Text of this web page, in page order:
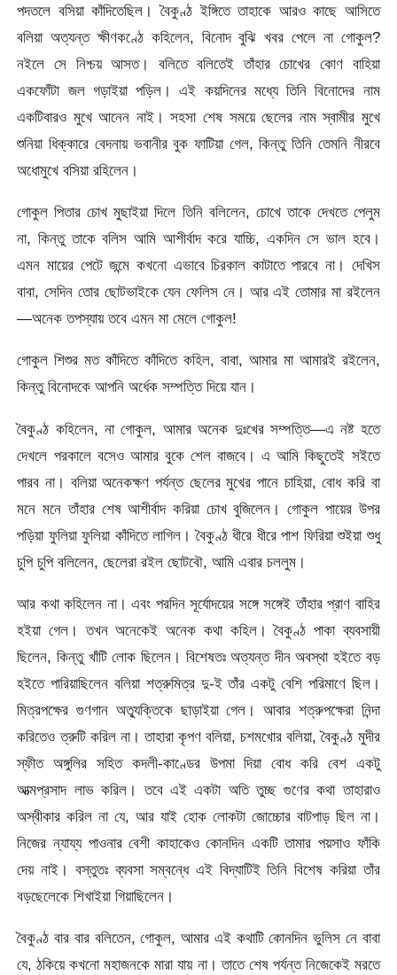
পদতলে বসিয়া কাঁদিতেছিল। বৈকুণ্ঠ ইঙ্গিতে তাহাকে আরও কাছে আসিতে
বলিয়া অত্যন্ত ক্ষীণকণ্ঠে কহিলেন, বিনোদ বুঝি খবর পেলে না গোকুল?
নইলে সে নিশ্চয় আসত। বলিতে বলিতেই তাঁহার চোখের কোণ বাহিয়া
একফোঁটা জল গড়াইয়া পড়িল। এই কয়দিনের মধ্যে তিনি বিনোদের নাম
একটিবারও মুখে আনেন নাই। সহসা শেষ সময়ে ছেলের নাম স্বামীর মুখে
শুনিয়া ধিক্কারে বেদনায় ভবানীর বুক ফাটিয়া গেল, কিন্তু তিনি তেমনি নীরবে
অধোমুখে বসিয়া রহিলেন।
গোকুল পিতার চোখ মুছাইয়া দিলে তিনি বলিলেন, চোখে তাকে দেখতে পেলুম
না, কিন্তু তাকে বলিস আমি আশীর্বাদ করে যাচ্চি, একদিন সে ভাল হবে।
এমন মায়ের পেটে জন্মে কখনো এভাবে চিরকাল কাটাতে পারবে না। দেখিস
বাবা, সেদিন তোর ছোটভাইকে যেন ফেলিস নে। আর এই তোমার মা রইলেন
—অনেক তপস্যায় তবে এমন মা মেলে গোকুল!
গোকুল শিশুর মত কাঁদিতে কাঁদিতে কহিল, বাবা, আমার মা আমারই রইলেন,
কিন্তু বিনোদকে আপনি অর্ধেক সম্পত্তি দিয়ে যান।
বৈকুণ্ঠ কহিলেন, না গোকুল, আমার অনেক দুঃখের সম্পত্তি—এ নষ্ট হতে
দেখলে পরকালে বসেও আমার বুকে শেল বাজবে। এ আমি কিছুতেই সইতে
পারব না। বলিয়া অনেকক্ষণ পর্যন্ত ছেলের মুখের পানে চাহিয়া, বোধ করি বা
মনে মনে তাঁহার শেষ আশীর্বাদ করিয়া চোখ বুজিলেন। গোকুল পায়ের উপর
পড়িয়া ফুলিয়া ফুলিয়া কাঁদিতে লাগিল। বৈকুণ্ঠ ধীরে ধীরে পাশ ফিরিয়া শুইয়া শুধু
চুপি চুপি বলিলেন, ছেলেরা রইল ছোটবৌ, আমি এবার চললুম।
আর কথা কহিলেন না। এবং পরদিন সূর্যোদয়ের সঙ্গে সঙ্গেই তাঁহার প্রাণ বাহির
হইয়া গেল। তখন অনেকেই অনেক কথা কহিল। বৈকুণ্ঠ পাকা ব্যবসায়ী
ছিলেন, কিন্তু খাঁটি লোক ছিলেন। বিশেষতঃ অত্যন্ত দীন অবস্থা হইতে বড়
হইতে পারিয়াছিলেন বলিয়া শত্রুমিত্র দু-ই তাঁর একটু বেশি পরিমাণে ছিল।
মিত্রপক্ষের গুণগান অত্যুক্তিকে ছাড়াইয়া গেল। আবার শত্রুপক্ষেরা নিন্দা
করিতেও ত্রুটি করিল না। তাহারা কৃপণ বলিয়া, চশমখোর বলিয়া, বৈকুণ্ঠ মুদীর
স্ফীত অঙ্গুলির সহিত কদলী-কাণ্ডের উপমা দিয়া বোধ করি বেশ একটু
আত্মপ্রসাদ লাভ করিল। তবে এই একটা অতি তুচ্ছ গুণের কথা তাহারাও
অস্বীকার করিল না যে, আর যাই হোক লোকটা জোচ্চোর বাটপাড় ছিল না।
নিজের ন্যায্য পাওনার বেশী কাহাকেও কোনদিন একটি তামার পয়সাও ফাঁকি
দেয় নাই। বস্তুতঃ ব্যবসা সম্বন্ধে এই বিদ্যাটিই তিনি বিশেষ করিয়া তাঁর
বড়ছেলেকে শিখাইয়া গিয়াছিলেন।
বৈকুণ্ঠ বার বার বলিতেন, গোকুল, আমার এই কথাটি কোনদিন ভুলিস নে বাবা
যে, ঠকিয়ে কখনো মহাজনকে মারা যায় না। তাতে শেষ পর্যন্ত নিজেকেই মরতে